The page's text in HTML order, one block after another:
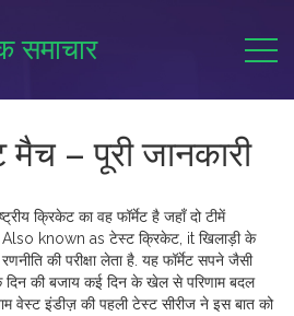
समाचार
– पूरी जानकारी
क्रिकेट का वह फॉर्मेट है जहाँ दो टीमें
Also known as टेस्ट क्रिकेट , it खिलाड़ी के
की परीक्षा लेता है यह फॉर्मेट सपने जैसी
दिन की बजाय कई दिन के खेल से परिणाम बदल
वेस्ट इंडीज़ की पहली टेस्ट सीरीज ने इस बात को